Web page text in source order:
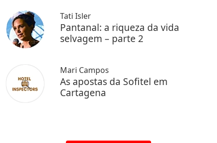
Tati Isler
Pantanal: a riqueza da vida
selvagem – parte 2
Mari Campos
As apostas da Sofitel em
Cartagena